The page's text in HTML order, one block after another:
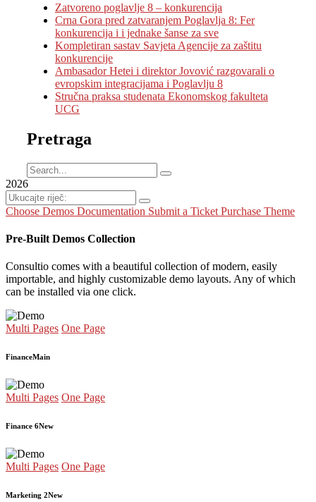
Zatvoreno poglavlje 8 – konkurencija
Crna Gora pred zatvaranjem Poglavlja 8: Fer
konkurencija i i jednake šanse za sve
Kompletiran sastav Savjeta Agencije za zaštitu
konkurencije
Ambasador Hetei i direktor Jovović razgovarali o
evropskim integracijama i Poglavlju 8
Stručna praksa studenata Ekonomskog fakulteta
UCG
Pretraga
2026
Choose Demos Documentation Submit a Ticket Purchase Theme
Pre-Built Demos Collection
Consultio comes with a beautiful collection of modern, easily
importable, and highly customizable demo layouts. Any of which
can be installed via one click.
Multi Pages One Page
FinanceMain
Multi Pages One Page
Finance 6New
Multi Pages One Page
Marketing 2New